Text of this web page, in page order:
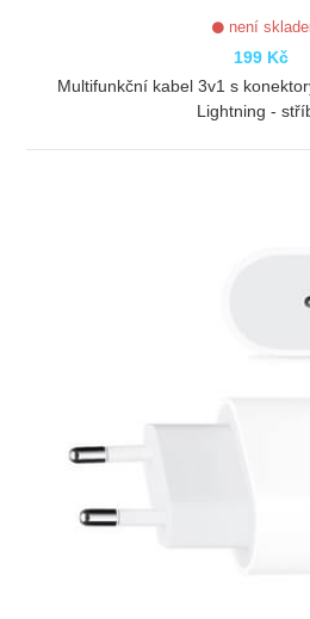
není
199 Kč
Multifunkční kabel 3v1 s
Lightning -